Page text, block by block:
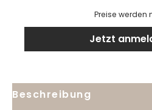
Preise werden
Jetzt
Beschreibung